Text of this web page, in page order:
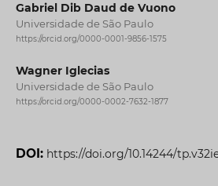
Gabriel Dib Daud de Vuono
Universidade de São Paulo
https://orcid.org/0000-0001-9856-1575
Wagner Iglecias
Universidade de São Paulo
https://orcid.org/0000-0002-7632-1877
DOI: https://doi.org/10.14244/